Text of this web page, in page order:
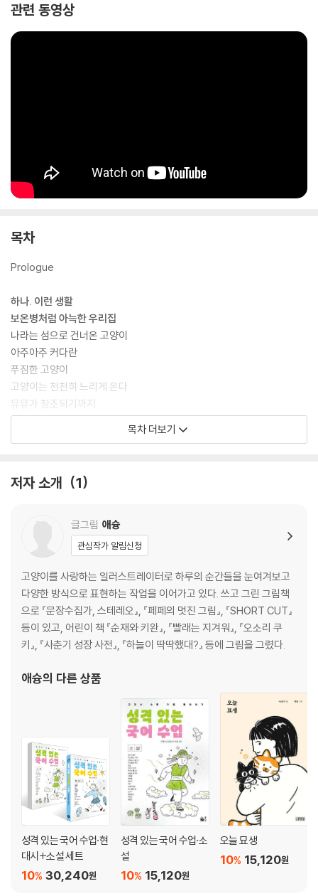
관련 동영상
목차
Prologue
하나. 이런 생활
보온병처럼 아늑한 우리집
나라는 섬으로 건너온 고양이
아주아주 커다란
푸짐한 고양이
고양이는 천천히 느리게 온다
뮤뮤가 창조되기까지
르코르뷔지에는 4평 오두막 카바농에서 열다섯 번의 여름을 보냈다
불안이 감춰지는 때
좋지 않은 일이 있을 때
삼거리 과일가게
5월의 고양이
봉긋한 행복
그럴 땐 춤을 춰요
커피에 대한 동경
내가 사는 집
스툴
오늘을 이루는 갖가지 표현 속에서
둘. 저런 생활
하나씩 함께를 배워갑니다
올이 가볍게 짜인 성근 새벽
뮤뮤가 털찌는 과정
샤워할 때, 특히 머리를 감을 때
실로폰 소리
목차 더보기
저자 소개 1
글그림 애슝
관심작가 알림신청
고양이를 사랑하는 일러스트레이터로 하루의 순간들을 눈여겨보고
다양한 방식으로 표현하는 작업을 이어가고 있다. 쓰고 그린 그림책
으로 『문장수집가, 스테레오』, 『페페의 멋진 그림』, 『SHORT CUT』
등이 있고, 어린이 책 『순재와 키완』, 『빨래는 지겨워』, 『오소리 쿠
키』, 『사춘기 성장 사전』, 『하늘이 딱딱했대?』 등에 그림을 그렸다.
애슝의 다른 상품
성격 있는 국어 수업·현
대시+소설 세트
30,240원
10%
성격 있는 국어 수업·소
설
15,120원
10%
오늘 묘생
15,120원
10%